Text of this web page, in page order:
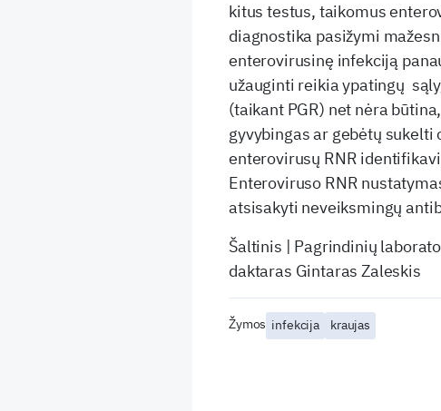
kitus testus, taikomus
diagnostika pasižymi
enterovirusinę infekciją
užauginti reikia ypatingų
(taikant PGR) net nėra
gyvybingas ar gebėtų
enterovirusų RNR
Enteroviruso RNR
atsisakyti neveiksmingų
Šaltinis | Pagrindinių
daktaras Gintaras Zaleskis
Žymos infekcija kraujas